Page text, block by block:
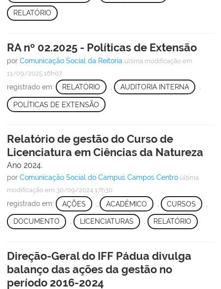
RELATÓRIO
RA nº 02.2025 - Políticas de Extensão
por Comunicação Social da Reitoria última modificação em
11/09/2025 16h07
registrado em: RELATÓRIO AUDITORIA INTERNA
POLÍTICAS DE EXTENSÃO
Relatório de gestão do Curso de
Licenciatura em Ciências da Natureza
Ano 2024.
por Comunicação Social do Campus Campos Centro última
modificação em 30/09/2024 17h30
registrado em: AÇÕES ACADÊMICO CURSOS
DOCUMENTO , LICENCIATURAS , RELATÓRIO
Direção-Geral do IFF Pádua divulga
balanço das ações da gestão no
período 2016-2024